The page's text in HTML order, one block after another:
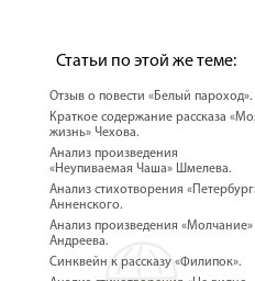
Статьи по этой же теме:
Отзыв о повести «Белый пароход».
Краткое содержание рассказа
жизнь» Чехова.
Анализ произведения
«Неупиваемая Чаша» Шмелева.
Анализ стихотворения
Анненского.
Анализ произведения «Молчание»
Андреева.
Синквейн к рассказу «Филипок».